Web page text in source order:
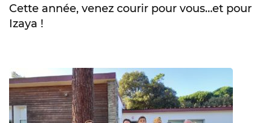
Cette année, venez courir pour vous…et pour
Izaya !